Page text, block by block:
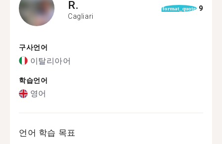
R.
Cagliari
format_quote 9
구사언어
이탈리아어
학습언어
영어
언어 학습 목표